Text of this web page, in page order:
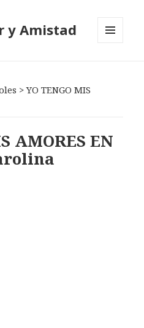
y Amistad
>YO TENGO MIS
AMORES EN